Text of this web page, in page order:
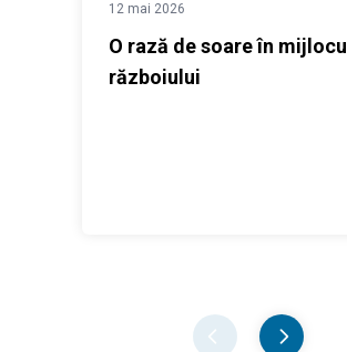
12 mai 2026
O rază de soare în mijlocul
războiului